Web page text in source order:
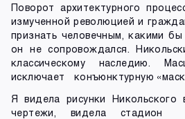
Поворот архитектурного
измученной революцией и
признать человечным, какими
он не сопровождался.
классическому наследию.
исключает конъюнктурную
Я видела рисунки
чертежи, видела